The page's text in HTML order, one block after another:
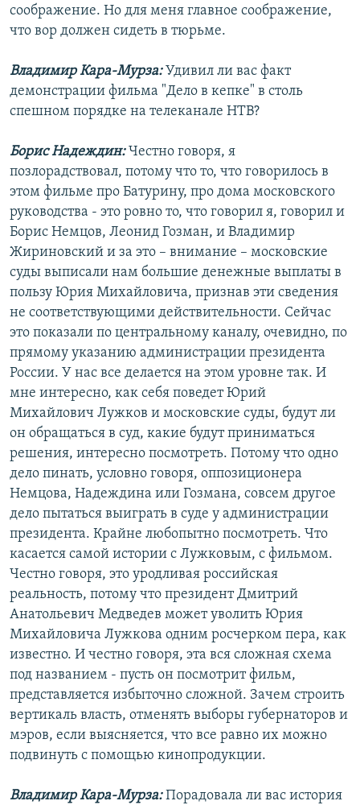
соображение. Но для меня главное соображение,
что вор должен сидеть в тюрьме.
Владимир Кара-Мурза: Удивил ли вас факт
демонстрации фильма "Дело в кепке" в столь
спешном порядке на телеканале НТВ?
Борис Надеждин:Честно говоря, я
позлорадствовал, потому что то, что говорилось в
этом фильме про Батурину, про дома московского
руководства - это ровно то, что говорил я, говорил и
Борис Немцов, Леонид Гозман, и Владимир
Жириновский и за это – внимание – московские
суды выписали нам большие денежные выплаты в
пользу Юрия Михайловича, признав эти сведения
не соответствующими действительности. Сейчас
это показали по центральному каналу, очевидно, по
прямому указанию администрации президента
России. У нас все делается на этом уровне так. И
мне интересно, как себя поведет Юрий
Михайлович Лужков и московские суды, будут ли
он обращаться в суд, какие будут приниматься
решения, интересно посмотреть. Потому что одно
дело пинать, условно говоря, оппозиционера
Немцова, Надеждина или Гозмана, совсем другое
дело пытаться выиграть в суде у администрации
президента. Крайне любопытно посмотреть. Что
касается самой истории с Лужковым, с фильмом.
Честно говоря, это уродливая российская
реальность, потому что президент Дмитрий
Анатольевич Медведев может уволить Юрия
Михайловича Лужкова одним росчерком пера, как
известно. И честно говоря, эта вся сложная схема
под названием - пусть он посмотрит фильм,
представляется избыточно сложной. Зачем строить
вертикаль власть, отменять выборы губернаторов и
мэров, если выясняется, что все равно их можно
подвинуть с помощью кинопродукции.
Владимир Кара-Мурза:Порадовала ли вас история